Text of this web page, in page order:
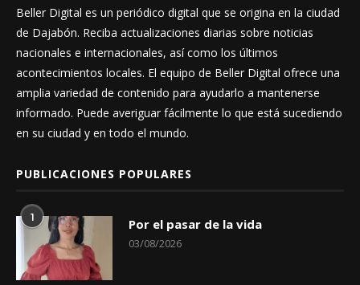
Beller Digital es un periódico digital que se origina en la ciudad
de Dajabón. Reciba actualizaciones diarias sobre noticias
nacionales e internacionales, así como los últimos
acontecimientos locales. El equipo de Beller Digital ofrece una
amplia variedad de contenido para ayudarlo a mantenerse
informado. Puede averiguar fácilmente lo que está sucediendo
en su ciudad y en todo el mundo.
PUBLICACIONES POPULARES
1 Por el pasar de la vida
03/08/2026